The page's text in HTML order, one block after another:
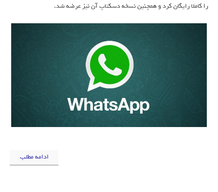
را کاملا رایگان کرد و همچنین نسخه دسکتاپ آن نیز عرضه شد.
ادامه مطلب